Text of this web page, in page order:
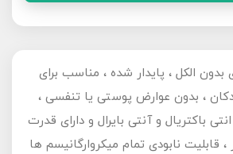
الکل ، پایدار شده ، مناسب برای
، بدون عوارض پوستی یا تنفسی ،
باکتریال و آنتی بایرال و دارای قدرت
قابلیت نابودی تمام میکروارگانیسم ها